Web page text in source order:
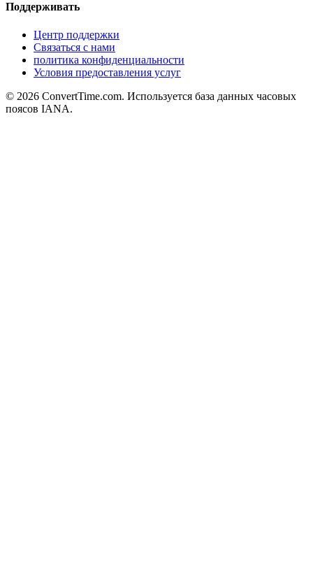
Поддерживать
Центр поддержки
Связаться с нами
политика конфиденциальности
Условия предоставления услуг
© 2026 ConvertTime.com. Используется база данных часовых
поясов IANA.